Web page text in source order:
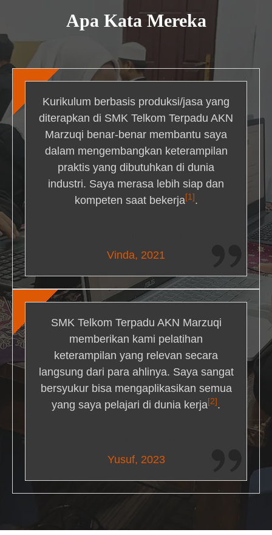
Apa Kata Mereka
Kurikulum berbasis produksi/jasa yang
diterapkan di SMK Telkom Terpadu AKN
Marzuqi benar-benar membantu saya
dalam mengembangkan keterampilan
praktis yang dibutuhkan di dunia
industri. Saya merasa lebih siap dan
kompeten saat bekerja[1] .
Vinda, 2021
SMK Telkom Terpadu AKN Marzuqi
memberikan kami pelatihan
keterampilan yang relevan secara
langsung dari para ahlinya. Saya sangat
bersyukur bisa mengaplikasikan semua
yang saya pelajari di dunia kerja[2] .
Yusuf, 2023